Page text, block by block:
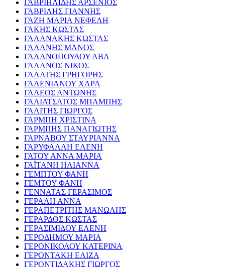
ΓΑΒΡΙΗΛΙΔΗΣ ΑΡΣΕΝΙΟΣ
ΓΑΒΡΙΛΗΣ ΓΙΑΝΝΗΣ
ΓΑΖΗ ΜΑΡΙΑ ΝΕΦΕΛΗ
ΓΑΚΗΣ ΚΩΣΤΑΣ
ΓΑΛΑΝΑΚΗΣ ΚΩΣΤΑΣ
ΓΑΛΑΝΗΣ ΜΑΝΟΣ
ΓΑΛΑΝΟΠΟΥΛΟΥ ΑΒΑ
ΓΑΛΑΝΟΣ ΝΙΚΟΣ
ΓΑΛΑΤΗΣ ΓΡΗΓΟΡΗΣ
ΓΑΛΕΝΙΑΝΟΥ ΧΑΡΑ
ΓΑΛΕΟΣ ΑΝΤΩΝΗΣ
ΓΑΛΙΑΤΣΑΤΟΣ ΜΠΑΜΠΗΣ
ΓΑΛΙΤΗΣ ΓΙΩΡΓΟΣ
ΓΑΡΜΠΗ ΧΡΙΣΤΙΝΑ
ΓΑΡΜΠΗΣ ΠΑΝΑΓΙΩΤΗΣ
ΓΑΡΝΑΒΟΥ ΣΤΑΥΡΙΑΝΝΑ
ΓΑΡΥΦΑΛΛΗ ΕΛΕΝΗ
ΓΑΤΟΥ ΑΝΝΑ ΜΑΡΙΑ
ΓΑΪΤΑΝΗ ΗΛΙΑΝΝΑ
ΓΕΜΠΤΟΥ ΦΑΝΗ
ΓΕΜΤΟΥ ΦΑΝΗ
ΓΕΝΝΑΤΑΣ ΓΕΡΑΣΙΜΟΣ
ΓΕΡΑΛΗ ΑΝΝΑ
ΓΕΡΑΠΕΤΡΙΤΗΣ ΜΑΝΩΛΗΣ
ΓΕΡΑΡΔΟΣ ΚΩΣΤΑΣ
ΓΕΡΑΣΙΜΙΔΟΥ ΕΛΕΝΗ
ΓΕΡΟΔΗΜΟΥ ΜΑΡΙΑ
ΓΕΡΟΝΙΚΟΛΟΥ ΚΑΤΕΡΙΝΑ
ΓΕΡΟΝΤΑΚΗ ΕΛΙΖΑ
ΓΕΡΟΝΤΙΔΑΚΗΣ ΓΙΩΡΓΟΣ